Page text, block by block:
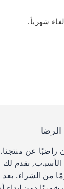
شهرياً.
عن منتجنا.
نقدم لك
بنسبة 100% خلال 30 يومًا